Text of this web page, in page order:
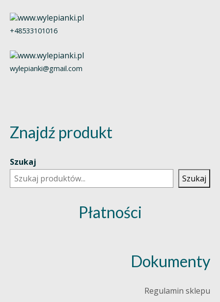
+48533101016
wylepianki@gmail.com
Znajdź produkt
Szukaj
Szukaj
Płatności
Dokumenty
Regulamin sklepu